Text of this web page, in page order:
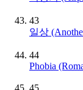
43
일상
44
Phobia
45